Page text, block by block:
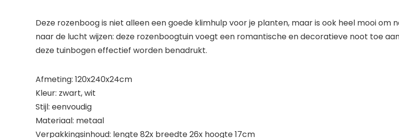
Deze rozenboog is niet alleen een goede klimhulp voor je planten, maar is ook heel mooi
naar de lucht wijzen: deze rozenboogtuin voegt een romantische en decoratieve noot toe
deze tuinbogen effectief worden benadrukt.
Afmeting: 120x240x24cm
Kleur: zwart, wit
Stijl: eenvoudig
Materiaal: metaal
Verpakkingsinhoud: lengte 82x breedte 26x hoogte 17cm